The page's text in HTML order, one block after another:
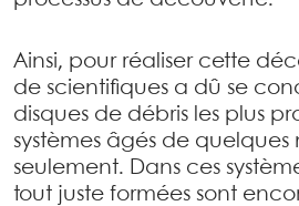
Ainsi, pour réaliser cette
de scientifiques a dû se
disques de débris les plus
systèmes âgés de quelques
seulement. Dans ces
tout juste formées sont